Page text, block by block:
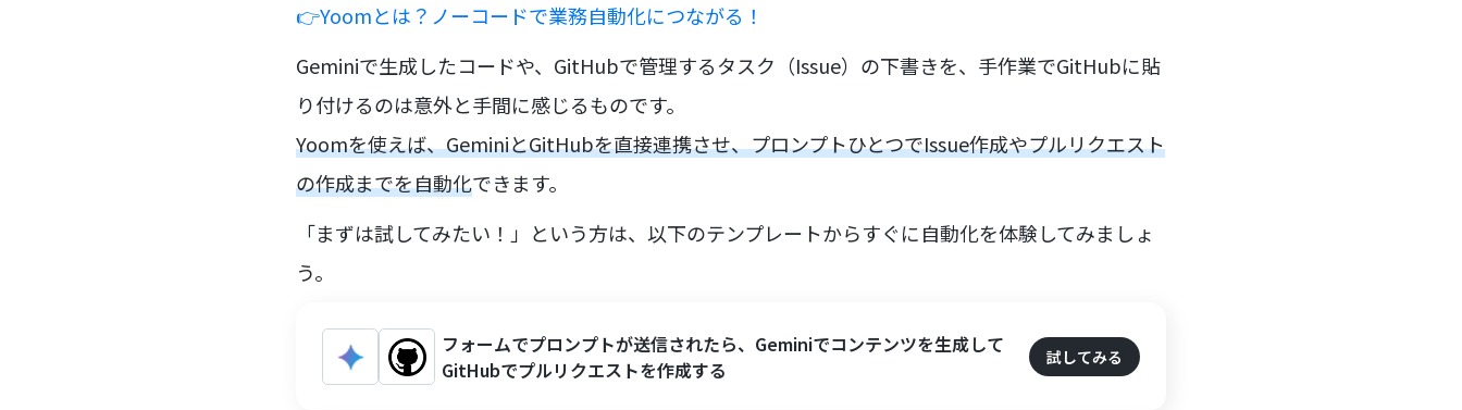
👉Yoomとは？ノーコードで業務自動化につながる！
Geminiで生成したコードや、GitHubで管理するタスク（Issue）の下書きを、手作業でGitHubに貼
り付けるのは意外と手間に感じるものです。
Yoomを使えば、GeminiとGitHubを直接連携させ、プロンプトひとつでIssue作成やプルリクエスト
の作成までを自動化できます。
「まずは試してみたい！」という方は、以下のテンプレートからすぐに自動化を体験してみましょ
う。
フォームでプロンプトが送信されたら、Geminiでコンテンツを生成して
GitHubでプルリクエストを作成する
試してみる